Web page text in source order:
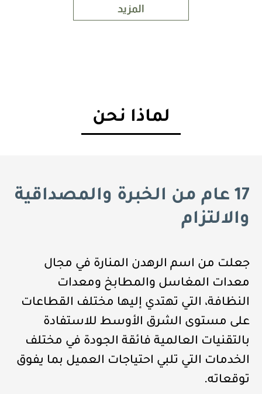
المزيد
لماذا نحن
17 عام من الخبرة والمصداقية
والالتزام
جعلت من اسم الرهدن المنارة في مجال
معدات المغاسل والمطابخ ومعدات
النظافة، التي تهتدي إليها مختلف القطاعات
على مستوى الشرق الأوسط للاستفادة
بالتقنيات العالمية فائقة الجودة في مختلف
الخدمات التي تلبي احتياجات العميل بما يفوق
توقعاته.